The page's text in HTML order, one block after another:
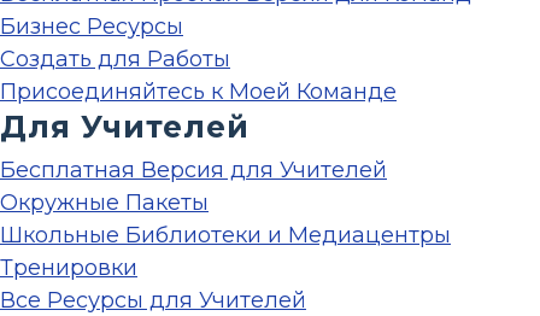
Бизнес Ресурсы
Создать для Работы
Присоединяйтесь к Моей Команде
Для Учителей
Бесплатная Версия для Учителей
Окружные Пакеты
Школьные Библиотеки и Медиацентры
Тренировки
Все Ресурсы для Учителей